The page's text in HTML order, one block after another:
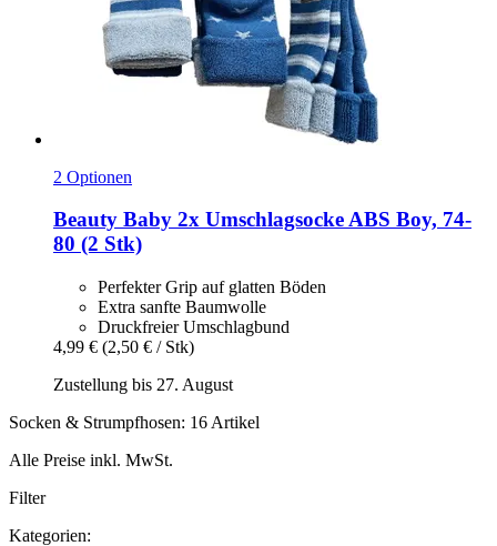
2 Optionen
Beauty Baby 2x Umschlagsocke ABS Boy, 74-​
80 (2 Stk)
Perfekter Grip auf glatten Böden
Extra sanfte Baumwolle
Druckfreier Umschlagbund
4,99 € (2,50 € / Stk)
Zustellung bis 27. August
Socken & Strumpfhosen: 16 Artikel
Alle Preise inkl. MwSt.
Filter
Kategorien: